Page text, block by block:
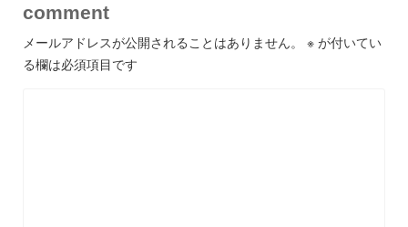
comment
メールアドレスが公開されることはありません。 ※ が付いてい
る欄は必須項目です